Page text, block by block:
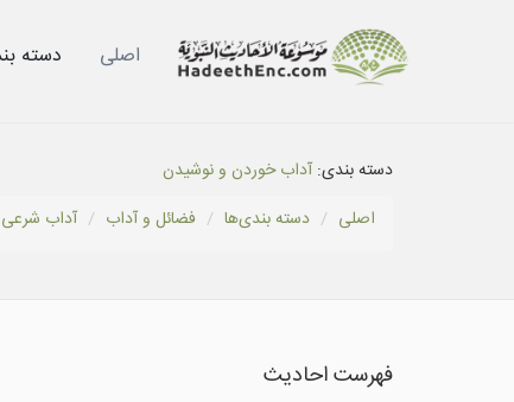
اصلی دسته
دسته بندی: آداب خوردن و نوشيدن
اصلی
دسته بندى‌ها فضائل و آداب آداب شرعى
فهرست احادیث